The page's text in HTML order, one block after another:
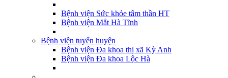
Bệnh viện Sức khỏe tâm thần HT
Bệnh viện Mắt Hà Tĩnh
Bệnh viện tuyến huyện
Bệnh viện Đa khoa thị xã Kỳ Anh
Bệnh viện Đa khoa Lộc Hà